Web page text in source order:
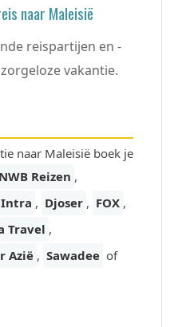
naar Maleisië
reispartijen en -
vakantie.
naar Maleisië boek je
Reizen ,
Intra , Djoser , FOX ,
Travel ,
Azië , Sawadee of